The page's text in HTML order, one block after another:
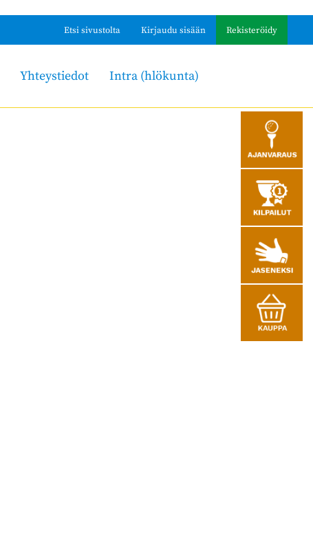
Etsi sivustolta Kirjaudu sisään Rekisteröidy
Yhteystiedot Intra (hlökunta)